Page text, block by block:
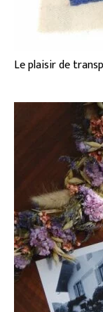
Le plaisir de